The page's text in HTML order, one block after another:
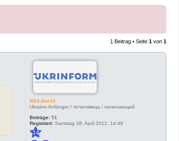
1 Beitrag • Seite 1 von 1
RSS-Bot-UI
Ukraine-Anfänger / початківець / начинающий
Beiträge: 51
Registriert: Samstag 28. April 2012, 14:49
14